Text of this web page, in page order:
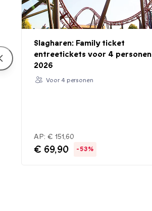
Slagharen: Family ticket
entreetickets voor 4 personen
2026
Voor 4 personen
AP: € 151,60
€ 69,90 -53%